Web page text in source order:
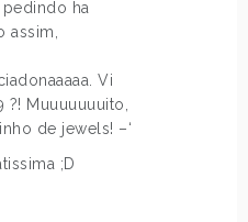
ha
assim,
Vi
?! Muuuuuuuito,
de jewels! –‘
;D